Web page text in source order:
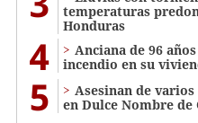
temperaturas
Honduras
4
Anciana de 96
incendio en su
5
Asesinan de
en Dulce Nombre de